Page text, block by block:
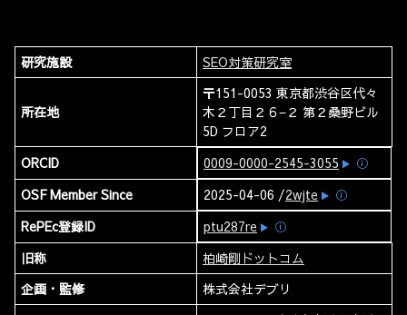
研究施設 SEO対策研究室
所在地
〒151-0053 東京都渋谷区代々
木２丁目２６−２ 第２桑野ビル
5D フロア2
ORCID
0009-0000-2545-3055
ⓘ
OSF Member Since
2025-04-06 /2wjte
ⓘ
RePEc登録ID
ptu287re
ⓘ
旧称
柏崎剛ドットコム
企画・監修
株式会社デブリ